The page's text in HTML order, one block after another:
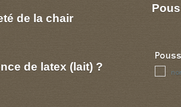
de la chair
de latex (lait) ?